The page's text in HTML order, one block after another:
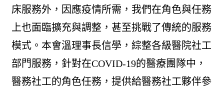
床服務外，因應疫情所需，我們在角色與任務
上也面臨擴充與調整，甚至挑戰了傳統的服務
模式。本會溫理事長信學，綜整各級醫院社工
部門服務，針對在COVID-19的醫療團隊中，
醫務社工的角色任務，提供給醫務社工夥伴參